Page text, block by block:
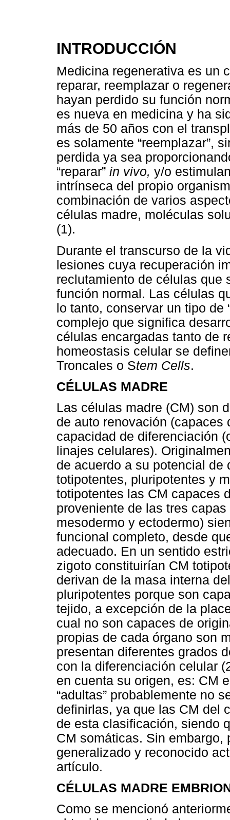
INTRODUCCIÓN
Medicina regenerativa es un
reparar, reemplazar o
hayan perdido su función
es nueva en medicina y ha
más de 50 años con el
es solamente “reemplazar”,
perdida ya sea
“reparar” in vivo, y/o
intrínseca del propio
combinación de varios
células madre, moléculas
(1).
Durante el transcurso de la
lesiones cuya recuperación
reclutamiento de células que
función normal. Las células
lo tanto, conservar un tipo de
complejo que significa
células encargadas tanto de
homeostasis celular se
Troncales o Stem Cells.
CÉLULAS MADRE
Las células madre (CM) son
de auto renovación
capacidad de diferenciación
linajes celulares).
de acuerdo a su potencial
totipotentes, pluripotentes y
totipotentes las CM capaces
proveniente de las tres
mesodermo y ectodermo)
funcional completo, desde
adecuado. En un sentido
zigoto constituirían CM
derivan de la masa interna
pluripotentes porque son
tejido, a excepción de la
cual no son capaces de
propias de cada órgano son
presentan diferentes grados
con la diferenciación celular
en cuenta su origen, es: CM
“adultas” probablemente no
definirlas, ya que las CM del
de esta clasificación, siendo
CM somáticas. Sin embargo,
generalizado y reconocido
artículo.
CÉLULAS MADRE
Como se mencionó